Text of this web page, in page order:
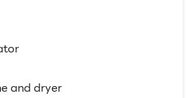
and dryer